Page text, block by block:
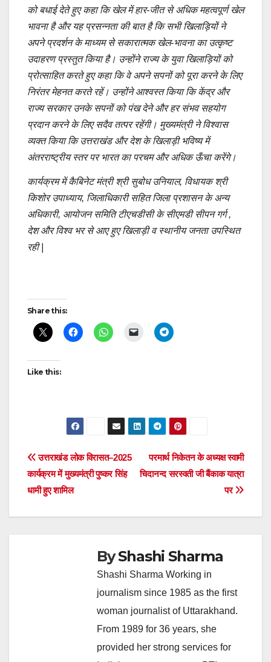
को बधाई देते हुए कहा कि खेल में हार-जीत से अधिक महत्वपूर्ण खेल
भावना है और यह प्रसन्नता की बात है कि सभी खिलाड़ियों ने
अपने प्रदर्शन के माध्यम से सकारात्मक खेल-भावना का उत्कृष्ट
उदाहरण प्रस्तुत किया है। उन्होंने राज्य के युवा खिलाड़ियों को
प्रोत्साहित करते हुए कहा कि वे अपने सपनों को पूरा करने के लिए
निरंतर मेहनत करते रहें। उन्होंने आश्वस्त किया कि केंद्र और
राज्य सरकार उनके सपनों को पंख देने और हर संभव सहयोग
प्रदान करने के लिए सदैव तत्पर रहेंगी। मुख्यमंत्री ने विश्वास
व्यक्त किया कि उत्तराखंड और देश के खिलाड़ी भविष्य में
अंतरराष्ट्रीय स्तर पर भारत का परचम और अधिक ऊँचा करेंगे।
कार्यक्रम में कैबिनेट मंत्री श्री सुबोध उनियाल, विधायक श्री
किशोर उपाध्याय, जिलाधिकारी सहित जिला प्रशासन के अन्य
अधिकारी, आयोजन समिति टीएचडीसी के सीएमडी सीपन गर्ग ,
देश और विश्व भर से आए हुए खिलाड़ी व स्थानीय जनता उपस्थित
रही |
Post
navigation
Share this:
Like this:
Post
navigation
परमार्थ निकेतन के अध्यक्ष स्वामी
चिदानन्द सरस्वती जी बैंकाक यात्रा
पर
उत्तराखंड लोक विरासत–2025
कार्यक्रम में मुख्यमंत्री पुष्कर सिंह
धामी हुए शामिल
ByShashi Sharma
Shashi Sharma Working in
journalism since 1985 as the first
woman journalist of Uttarakhand.
From 1989 for 36 years, she
provided her strong services for